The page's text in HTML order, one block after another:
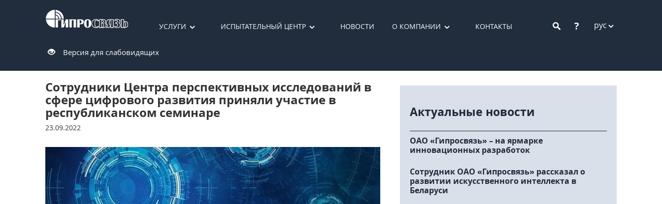
УСЛУГИ ИСПЫТАТЕЛЬНЫЙ ЦЕНТР НОВОСТИ О КОМПАНИИ КОНТАКТЫ ? рус
Версия для слабовидящих
Сотрудники Центра перспективных исследований в
сфере цифрового развития приняли участие в
республиканском семинаре
23.09.2022
Актуальные новости
ОАО «Гипросвязь» – на ярмарке
инновационных разработок
Сотрудник ОАО «Гипросвязь» рассказал о
развитии искусственного интеллекта в
Беларуси